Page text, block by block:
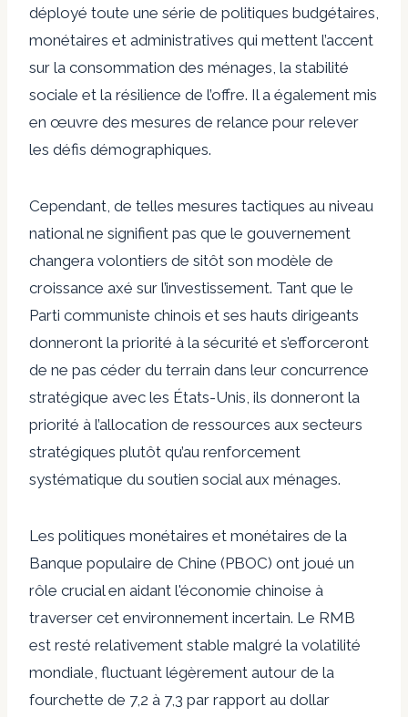
déployé toute une série de politiques budgétaires,
monétaires et administratives qui mettent l’accent
sur la consommation des ménages, la stabilité
sociale et la résilience de l’offre. Il a également mis
en œuvre des mesures de relance pour relever
les défis démographiques.
Cependant, de telles mesures tactiques au niveau
national ne signifient pas que le gouvernement
changera volontiers de sitôt son modèle de
croissance axé sur l’investissement. Tant que le
Parti communiste chinois et ses hauts dirigeants
donneront la priorité à la sécurité et s’efforceront
de ne pas céder du terrain dans leur concurrence
stratégique avec les États-Unis, ils donneront la
priorité à l’allocation de ressources aux secteurs
stratégiques plutôt qu’au renforcement
systématique du soutien social aux ménages.
Les politiques monétaires et monétaires de la
Banque populaire de Chine (PBOC) ont joué un
rôle crucial en aidant l'économie chinoise à
traverser cet environnement incertain. Le RMB
est resté relativement stable malgré la volatilité
mondiale, fluctuant légèrement autour de la
fourchette de 7,2 à 7,3 par rapport au dollar